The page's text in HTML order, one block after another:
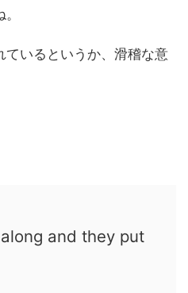
ているというか、滑稽な意
and they put